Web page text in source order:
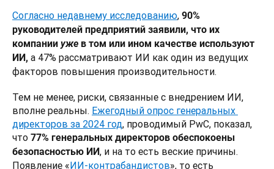
Согласно недавнему исследованию, 90%
руководителей предприятий заявили, что их
компании уже в том или ином качестве используют
ИИ, а 47% рассматривают ИИ как один из ведущих
факторов повышения производительности.
Тем не менее, риски, связанные с внедрением ИИ,
вполне реальны. Ежегодный опрос генеральных
директоров за 2024 год, проводимый PwC, показал,
что 77% генеральных директоров обеспокоены
безопасностью ИИ, и на то есть веские причины.
Появление «ИИ-контрабандистов», то есть